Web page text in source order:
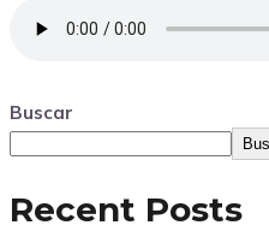
Buscar
Recent Posts